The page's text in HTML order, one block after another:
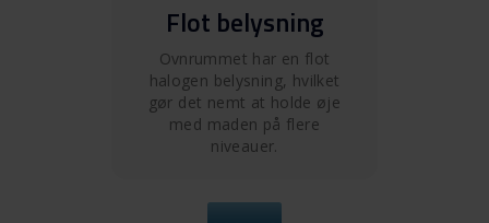
Flot belysning
Ovnrummet har en flot
halogen belysning, hvilket
gør det nemt at holde øje
med maden på flere
niveauer.